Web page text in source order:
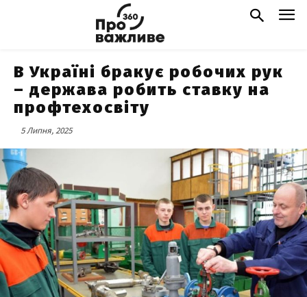
В Україні бракує робочих рук
– держава робить ставку на
профтехосвіту
5 Липня, 2025